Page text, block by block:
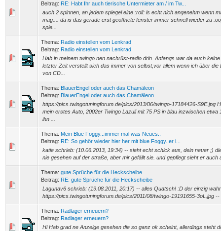
Beitrag: RE: Habt Ihr auch tierische Untermieter am / im Tw...
auch 2 spinnen, an jedem spiegel eine :roll: is echt nich angenehm wenn
mag.... da is das gerade erst geöffnete fenster immer schnell wieder zu
spie...
Thema: Radio einstellen vom Lenkrad
Beitrag: Radio einstellen vom Lenkrad
Hab in meinem twingo nen nachrüst-radio drin. Anfangs war da auch
letzter Zeit verstellt sich das immer von selbst,vor allem wenn ich über die
von CD...
Thema: BlauerEngel oder auch das Chamäleon
Beitrag: BlauerEngel oder auch das Chamäleon
https://pics.twingotuningforum.de/pics/2013/06/twingo-17184426-S9E.jpg
mein erstes Auto, 2002er Twingo Lazuli mit 75 PS in blau inzwischen etwa
ihn ...
Thema: Mein Blue Foggy...immer mal was Neues..
Beitrag: RE: So gehör wieder hier her mit blue Foggy..er i...
katie schrieb: (10.06.2013, 19:34) -- sieht echt schick aus, dein neuer ;)
nie gesehen auf der straße, aber mir gefällt sie. und gepflegt sieht er auch
Thema: gute Sprüche für die Heckscheibe
Beitrag: RE: gute Sprüche für die Heckscheibe
Lagunav6 schrieb: (19.08.2011, 20:17) -- alles Quatsch! :D der einzig
https://pics.twingotuningforum.de/pics/2011/08/twingo-19191655-3oL.jpg
Thema: Radlager erneuern?
Beitrag: Radlager erneuern?
Hi Hab grad ne Anzeige gesehen die so ganz ok scheint, allerdings steht